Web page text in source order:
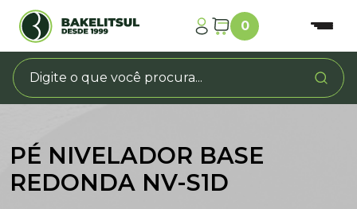
0
PÉ NIVELADOR BASE
REDONDA NV-S1D